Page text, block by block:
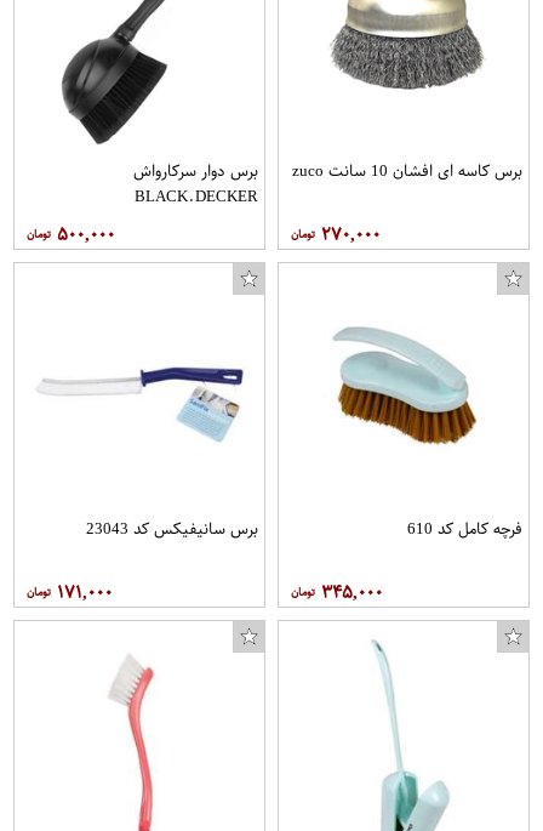
برس کاسه ای افشان 10 سانت zuco
۲۷۰,۰۰۰
برس دوار سرکارواش
BLACK.DECKER
۵۰۰,۰۰۰
فرچه کامل کد 610
۳۴۵,۰۰۰
برس سانیفیکس کد 23043
۱۷۱,۰۰۰